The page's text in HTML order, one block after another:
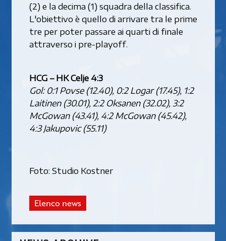
(2) e la decima (1) squadra della classifica.
L'obiettivo è quello di arrivare tra le prime
tre per poter passare ai quarti di finale
attraverso i pre-playoff.
HCG – HK Celje 4:3
Gol: 0:1 Povse (12.40), 0:2 Logar (17.45), 1:2
Laitinen (30.01), 2:2 Oksanen (32.02), 3:2
McGowan (43.41), 4:2 McGowan (45.42),
4:3 Jakupovic (55.11)
Foto: Studio Kostner
Elenco news